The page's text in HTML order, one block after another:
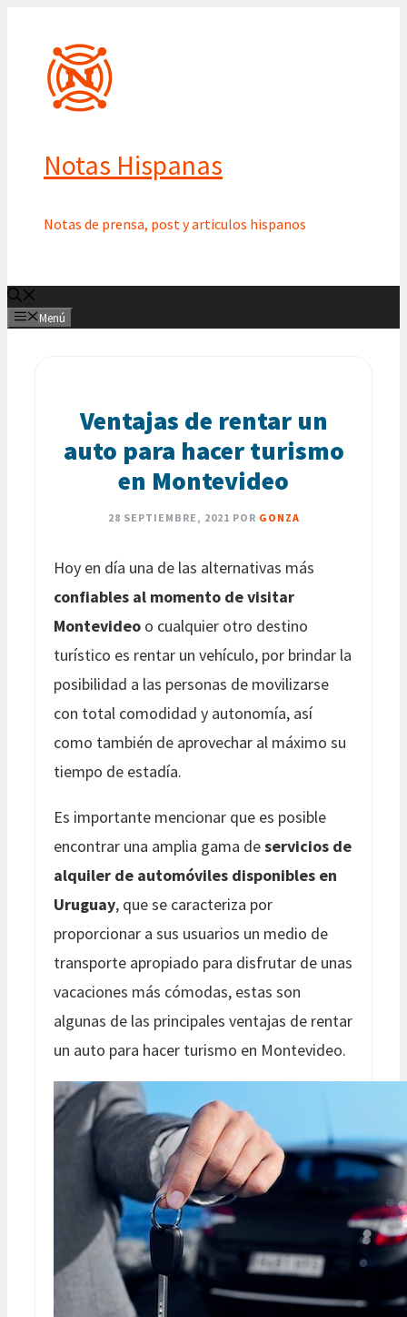
contenido
Notas Hispanas
Notas de prensa, post y articulos hispanos
Menú
Ventajas de rentar un
auto para hacer turismo
en Montevideo
28 SEPTIEMBRE, 2021 POR GONZA
Hoy en día una de las alternativas más
confiables al momento de visitar
Montevideo o cualquier otro destino
turístico es rentar un vehículo, por brindar la
posibilidad a las personas de movilizarse
con total comodidad y autonomía, así
como también de aprovechar al máximo su
tiempo de estadía.
Es importante mencionar que es posible
encontrar una amplia gama deservicios de
alquiler de automóviles disponibles en
Uruguay, que se caracteriza por
proporcionar a sus usuarios un medio de
transporte apropiado para disfrutar de unas
vacaciones más cómodas, estas son
algunas de las principales ventajas de rentar
un auto para hacer turismo en Montevideo.